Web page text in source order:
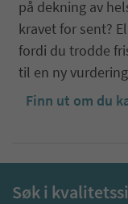
på dekning av
kravet for sent?
fordi du trodde
til en ny
Finn ut om du
Søk i